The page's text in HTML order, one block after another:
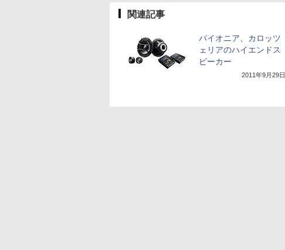
関連記事
パイオニア、カロッツ
ェリアのハイエンドス
ピーカー
2011年9月29日